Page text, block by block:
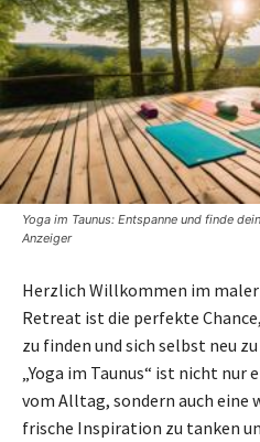
Yoga im Taunus: Entspanne und finde
Anzeiger
Herzlich Willkommen im
Retreat ist die perfekte
zu finden und sich selbst neu
„Yoga im Taunus“ ist nicht nur
vom Alltag, sondern auch eine
frische Inspiration zu tanken